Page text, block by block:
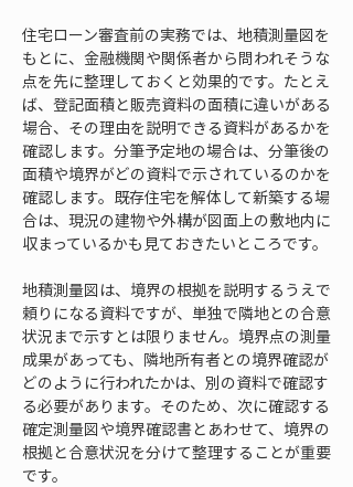
住宅ローン審査前の実務では、地積測量図を
もとに、金融機関や関係者から問われそうな
点を先に整理しておくと効果的です。たとえ
ば、登記面積と販売資料の面積に違いがある
場合、その理由を説明できる資料があるかを
確認します。分筆予定地の場合は、分筆後の
面積や境界がどの資料で示されているのかを
確認します。既存住宅を解体して新築する場
合は、現況の建物や外構が図面上の敷地内に
収まっているかも見ておきたいところです。
地積測量図は、境界の根拠を説明するうえで
頼りになる資料ですが、単独で隣地との合意
状況まで示すとは限りません。境界点の測量
成果があっても、隣地所有者との境界確認が
どのように行われたかは、別の資料で確認す
る必要があります。そのため、次に確認する
確定測量図や境界確認書とあわせて、境界の
根拠と合意状況を分けて整理することが重要
です。